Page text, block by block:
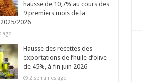
hausse de 10,7% au cours des
9 premiers mois de la
2026
ago
Hausse des recettes des
exportations de l’huile d’olive
de 45%, à fin juin 2026
2 semaines ago